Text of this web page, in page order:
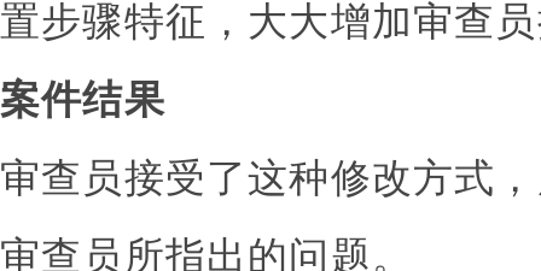
置步骤特征，大大增加审查
案件结果
审查员接受了这种修改方式
审查员所指出的问题。